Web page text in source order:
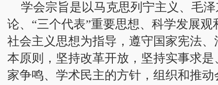
学会宗旨是以马克思列宁主义、毛
论、“三个代表”重要思想、科学发展
社会主义思想为指导，遵守国家宪法
本原则，坚持改革开放，坚持实事求
家争鸣、学术民主的方针，组织和推